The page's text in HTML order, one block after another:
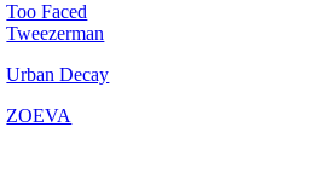
Too Faced
Tweezerman
Urban Decay
ZOEVA